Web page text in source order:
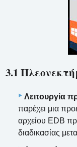
3.1
Λειτουργία
παρέχει μια
αρχείου EDB
διαδικασίας